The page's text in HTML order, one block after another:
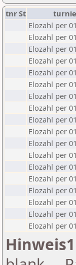
tnrSt
Elozahl per
Elozahl per
Elozahl per
Elozahl per
Elozahl per
Elozahl per
Elozahl per
Elozahl per
Elozahl per
Elozahl per
Elozahl per
Elozahl per
Elozahl per
Elozahl per
Elozahl per
Elozahl per
Elozahl per
Elozahl per
Hinweis1